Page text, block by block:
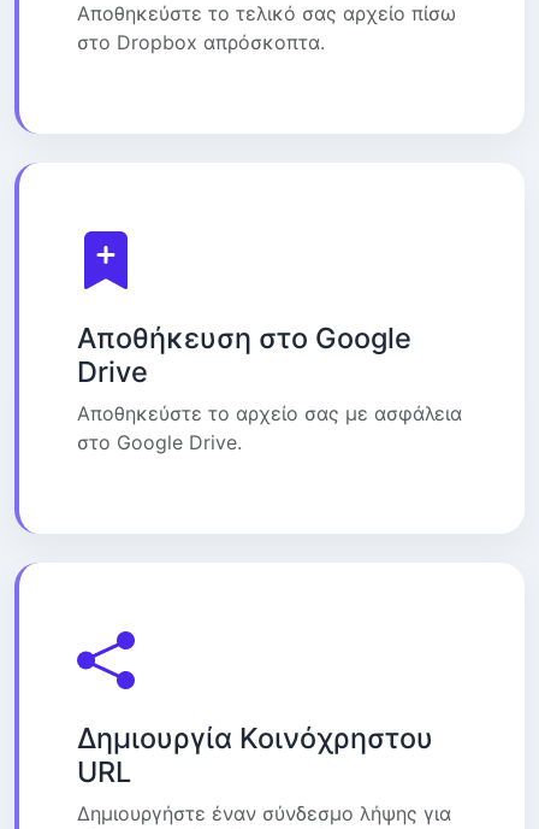
Αποθηκεύστε το τελικό σας αρχείο πίσω
στο Dropbox απρόσκοπτα.
Αποθήκευση στο Google
Drive
Αποθηκεύστε το αρχείο σας με ασφάλεια
στο Google Drive.
Δημιουργία Κοινόχρηστου
URL
Δημιουργήστε έναν σύνδεσμο λήψης για